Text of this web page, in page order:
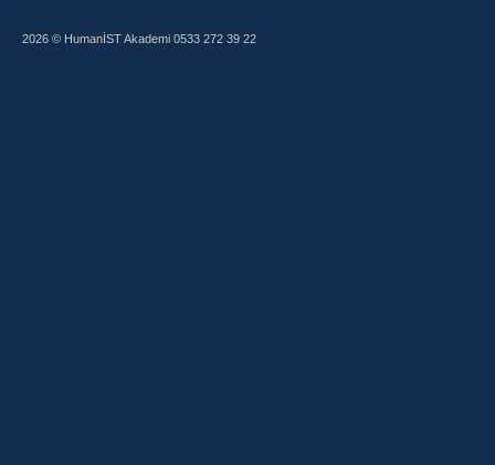
2026 © HumanİST Akademi 0533 272 39 22